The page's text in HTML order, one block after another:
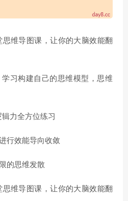
维导图课，让你的大脑效能翻
习构建自己的思维模型，思维
力全方位练习
行效能导向收敛
的思维发散
维导图课，让你的大脑效能翻